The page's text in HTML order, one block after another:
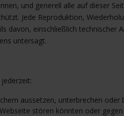
und generell alle auf dieser
Jede Reproduktion,
davon, einschließlich technischer
untersagt.
aussetzen, unterbrechen oder
stören könnten oder